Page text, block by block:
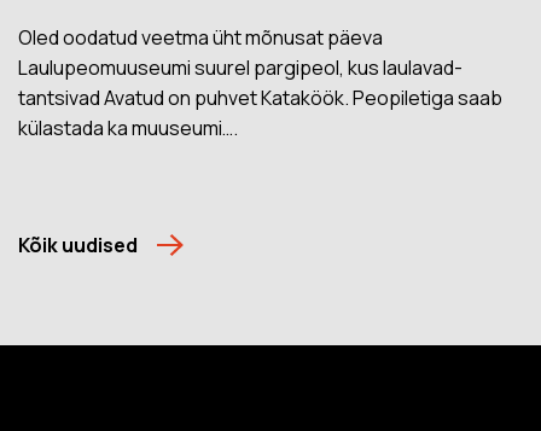
Oled oodatud veetma üht mõnusat päeva
Laulupeomuuseumi suurel pargipeol, kus laulavad-
tantsivad Avatud on puhvet Kataköök. Peopiletiga saab
külastada ka muuseumi….
Kõik uudised